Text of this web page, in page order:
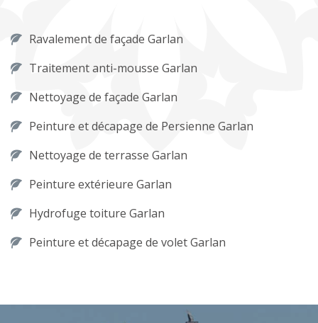
Ravalement de façade Garlan
Traitement anti-mousse Garlan
Nettoyage de façade Garlan
Peinture et décapage de Persienne Garlan
Nettoyage de terrasse Garlan
Peinture extérieure Garlan
Hydrofuge toiture Garlan
Peinture et décapage de volet Garlan